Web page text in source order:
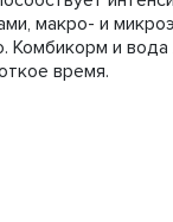
макро- и
Комбикорм и
время.